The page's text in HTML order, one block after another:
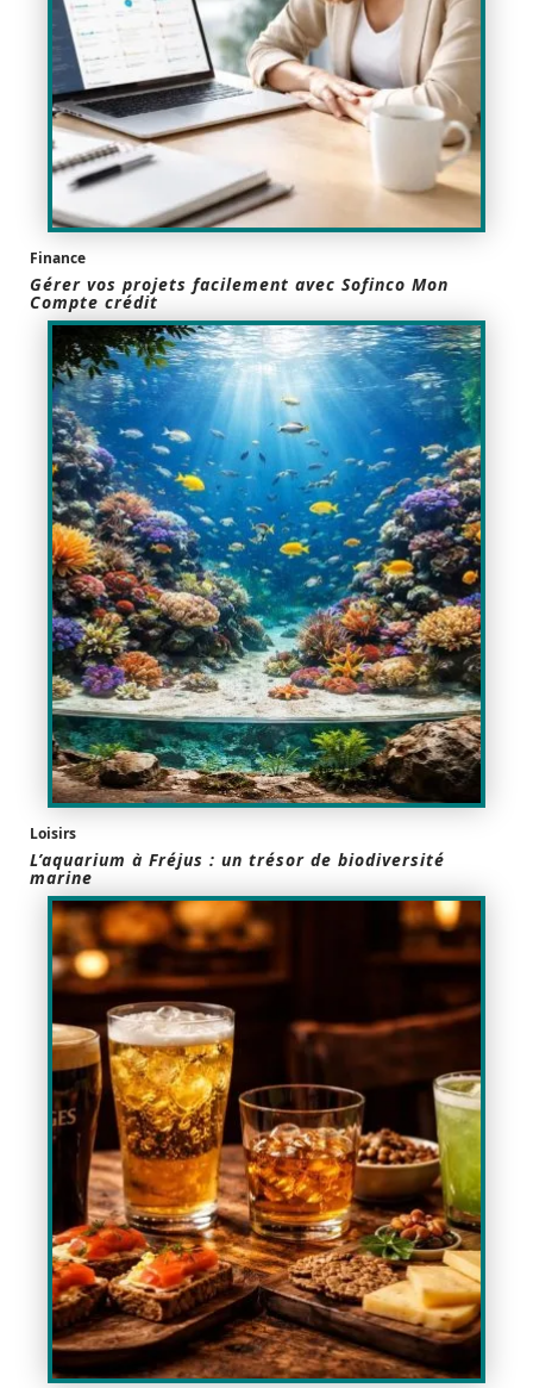
Finance
Gérer vos projets facilement avec Sofinco Mon
Compte crédit
Loisirs
L’aquarium à Fréjus : un trésor de biodiversité
marine